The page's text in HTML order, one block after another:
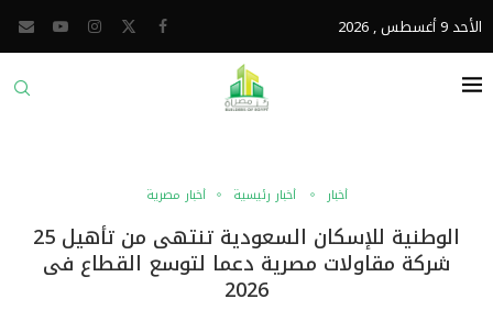
الأحد 9 أغسطس , 2026
أخبار أخبار رئيسية أخبار مصرية
الوطنية للإسكان السعودية تنتهى من تأهيل 25
شركة مقاولات مصرية دعما لتوسع القطاع فى
2026